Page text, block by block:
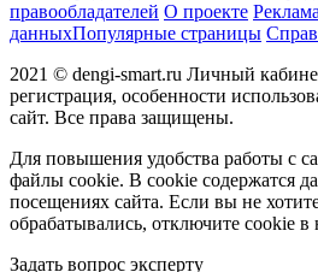
правообладателей О проекте Реклама
данныхПопулярные страницы
2021 © dengi-smart.ru Личный
регистрация, особенности
сайт. Все права защищены.
Для повышения удобства работы с
файлы cookie. В cookie содержатся
посещениях сайта. Если вы не
обрабатывались, отключите cookie в
Задать вопрос эксперту